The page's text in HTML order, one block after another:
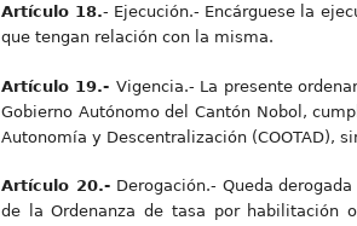
Artículo 18.- Ejecución.- Encárguese la
que tengan relación con la misma.
Artículo 19.- Vigencia.- La presente
Gobierno Autónomo del Cantón Nobol,
Autonomía y Descentralización (COOTAD),
Artículo 20.- Derogación.- Queda
de la Ordenanza de tasa por habilitación